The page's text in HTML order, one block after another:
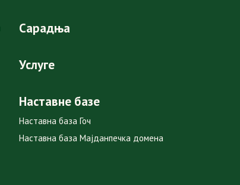
Сарадња
Услуге
Наставне базе
Наставна база Гоч
Наставна база Мајданпечка домена